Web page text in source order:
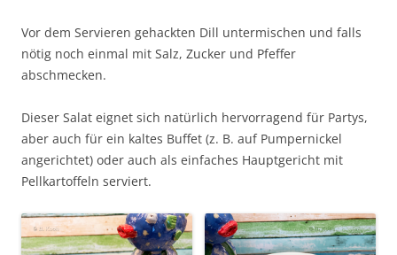
Vor dem Servieren gehackten Dill untermischen und falls
nötig noch einmal mit Salz, Zucker und Pfeffer
abschmecken.
Dieser Salat eignet sich natürlich hervorragend für Partys,
aber auch für ein kaltes Buffet (z. B. auf Pumpernickel
angerichtet) oder auch als einfaches Hauptgericht mit
Pellkartoffeln serviert.